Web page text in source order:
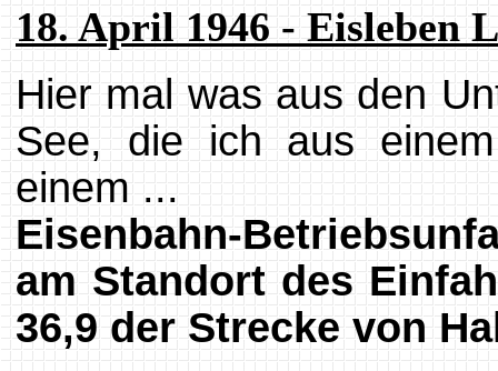
18. April 1946 - Eisleben
Hier mal was aus den
See, die ich aus
einem ...
Eisenbahn-
am Standort des
36,9 der Strecke von